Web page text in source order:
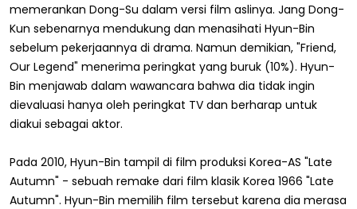
memerankan Dong-Su dalam versi film aslinya. Jang Dong-
Kun sebenarnya mendukung dan menasihati Hyun-Bin
sebelum pekerjaannya di drama. Namun demikian, "Friend,
Our Legend" menerima peringkat yang buruk (10%). Hyun-
Bin menjawab dalam wawancara bahwa dia tidak ingin
dievaluasi hanya oleh peringkat TV dan berharap untuk
diakui sebagai aktor.
Pada 2010, Hyun-Bin tampil di film produksi Korea-AS "Late
Autumn" - sebuah remake dari film klasik Korea 1966 "Late
Autumn". Hyun-Bin memilih film tersebut karena dia merasa